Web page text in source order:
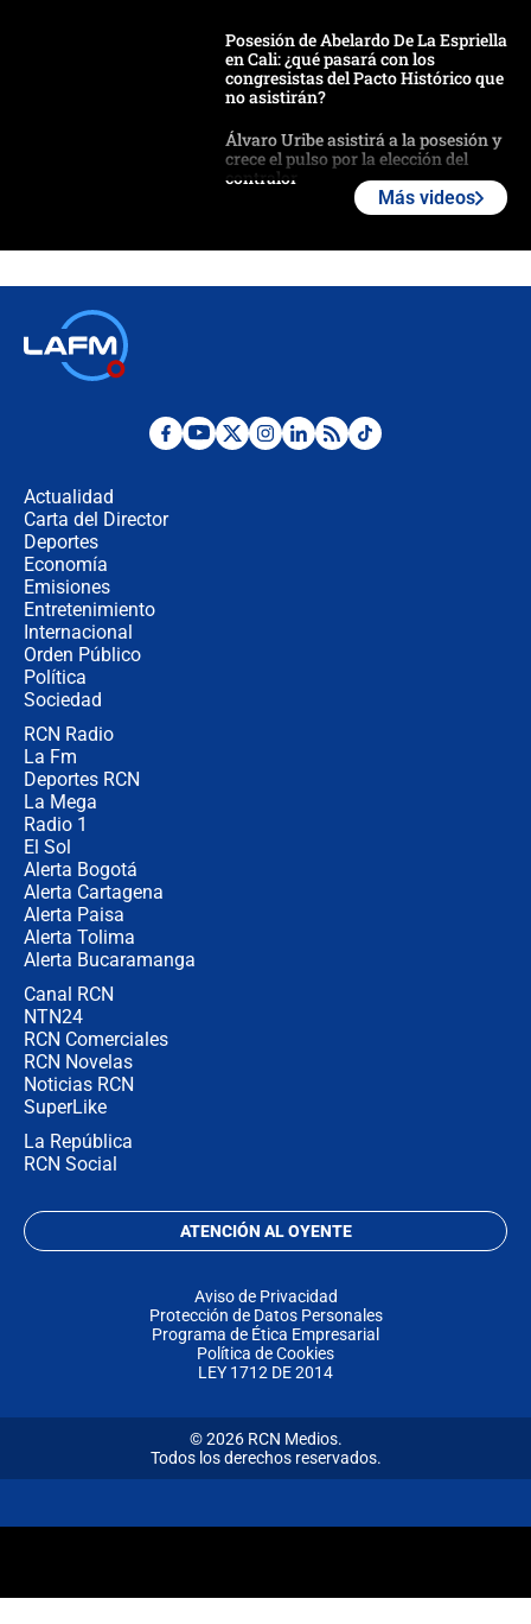
Posesión de Abelardo De La Espriella
en Cali: ¿qué pasará con los
congresistas del Pacto Histórico que
no asistirán?
Álvaro Uribe asistirá a la posesión y
crece el pulso por la elección del
contralor
Estratega de Abelardo de la Espriella
Más videos
Actualidad
Carta del Director
Deportes
Economía
Emisiones
Entretenimiento
Internacional
Orden Público
Política
Sociedad
RCN Radio
La Fm
Deportes RCN
La Mega
Radio 1
El Sol
Alerta Bogotá
Alerta Cartagena
Alerta Paisa
Alerta Tolima
Alerta Bucaramanga
Canal RCN
NTN24
RCN Comerciales
RCN Novelas
Noticias RCN
SuperLike
La República
RCN Social
ATENCIÓN AL OYENTE
Aviso de Privacidad
Protección de Datos Personales
Programa de Ética Empresarial
Política de Cookies
LEY 1712 DE 2014
© 2026 RCN Medios.
Todos los derechos reservados.